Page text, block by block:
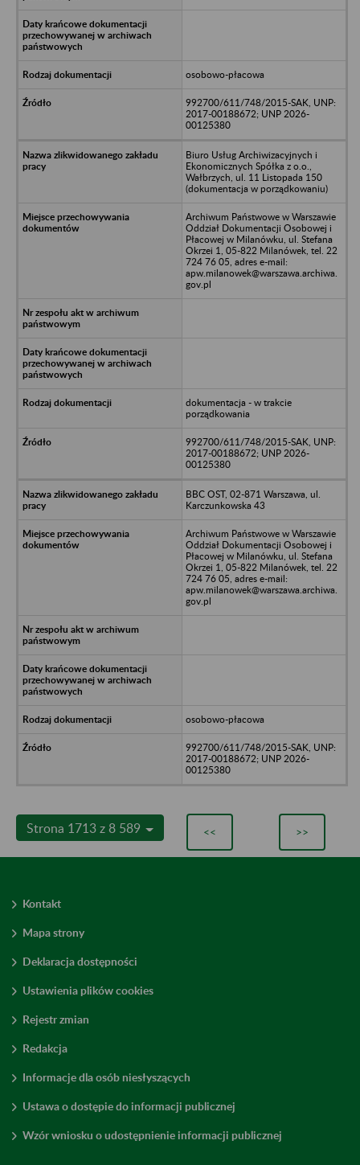
osobowo-płacowa
992700/611/748/2015-SAK, UNP:
2017-00188672; UNP 2026-
00125380
Biuro Usług Archiwizacyjnych i
Ekonomicznych Spółka z o.o.,
Wałbrzych, ul. 11 Listopada 150
(dokumentacja w porządkowaniu)
Archiwum Państwowe w Warszawie
Oddział Dokumentacji Osobowej i
Płacowej w Milanówku, ul. Stefana
Okrzei 1, 05-822 Milanówek, tel. 22
724 76 05, adres e-mail:
apw.milanowek@warszawa.archiwa.
gov.pl
dokumentacja - w trakcie
porządkowania
992700/611/748/2015-SAK, UNP:
2017-00188672; UNP 2026-
00125380
BBC OST, 02-871 Warszawa, ul.
Karczunkowska 43
Archiwum Państwowe w Warszawie
Oddział Dokumentacji Osobowej i
Płacowej w Milanówku, ul. Stefana
Okrzei 1, 05-822 Milanówek, tel. 22
724 76 05, adres e-mail:
apw.milanowek@warszawa.archiwa.
gov.pl
osobowo-płacowa
992700/611/748/2015-SAK, UNP:
2017-00188672; UNP 2026-
00125380
Strona 1713 z 8 589 << >>
Kontakt
Mapa strony
Deklaracja dostępności
Ustawienia plików cookies
Rejestr zmian
Redakcja
Informacje dla osób niesłyszących
Ustawa o dostępie do informacji publicznej
Wzór wniosku o udostępnienie informacji publicznej